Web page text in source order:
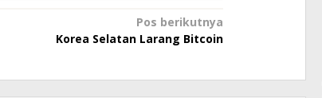
Pos berikutnya
Korea Selatan Larang Bitcoin